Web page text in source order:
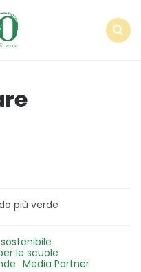
più verde
le scuole
Media Partner